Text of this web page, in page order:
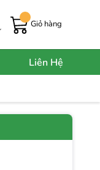
Giỏ hàng
Liên Hệ